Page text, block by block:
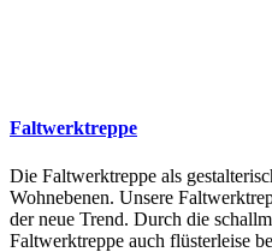
Faltwerktreppe
Die Faltwerktreppe als
Wohnebenen. Unsere
der neue Trend. Durch die
Faltwerktreppe auch flüsterleise